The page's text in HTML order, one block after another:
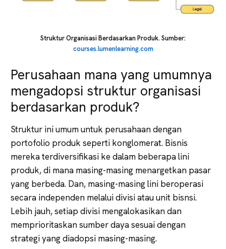
Struktur Organisasi Berdasarkan Produk. Sumber:
courses.lumenlearning.com
Perusahaan mana yang umumnya
mengadopsi struktur organisasi
berdasarkan produk?
Struktur ini umum untuk perusahaan dengan
portofolio produk seperti konglomerat. Bisnis
mereka terdiversifikasi ke dalam beberapa lini
produk, di mana masing-masing menargetkan pasar
yang berbeda. Dan, masing-masing lini beroperasi
secara independen melalui divisi atau unit bisnsi.
Lebih jauh, setiap divisi mengalokasikan dan
memprioritaskan sumber daya sesuai dengan
strategi yang diadopsi masing-masing.